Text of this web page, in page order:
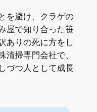
を避け、クラゲの
屋で知り合った笹
ありの死に方をし
清掃専門会社で、
づつ人として成長